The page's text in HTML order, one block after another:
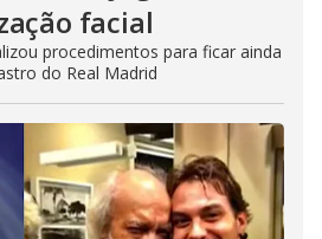
facial
procedimentos para ficar ainda
do Real Madrid